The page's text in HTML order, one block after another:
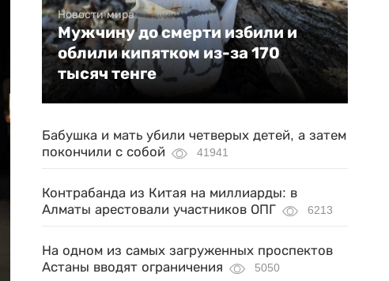
Новости мира
Мужчину до смерти избили и
облили кипятком из-за 170
тысяч тенге
Бабушка и мать убили четверых детей, а затем
покончили с собой
41941
Контрабанда из Китая на миллиарды: в
Алматы арестовали участников ОПГ
6213
На одном из самых загруженных проспектов
Астаны вводят ограничения
5050